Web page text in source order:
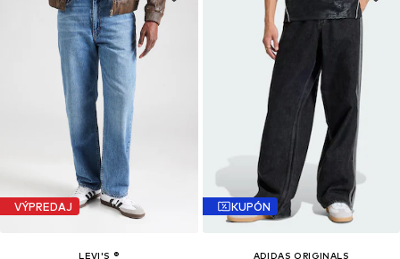
VÝPREDAJ
LEVI'S ®
KUPÓN
ADIDAS ORIGINALS